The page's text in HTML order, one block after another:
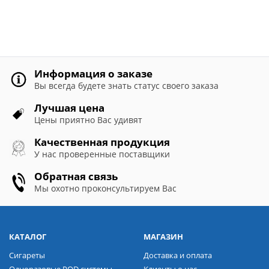
Информация о заказе
Вы всегда будете знать статус своего заказа
Лучшая цена
Цены приятно Вас удивят
Качественная продукция
У нас проверенные поставщики
Обратная связь
Мы охотно проконсультируем Вас
КАТАЛОГ
Сигареты
МАГАЗИН
Доставка и оплата